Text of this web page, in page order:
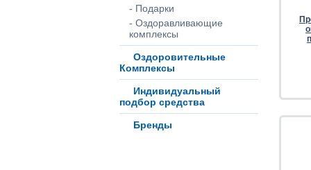
- Подарки
- Оздоравливающие
комплексы
Оздоровительные
Комплексы
Индивидуальный
подбор средства
Бренды